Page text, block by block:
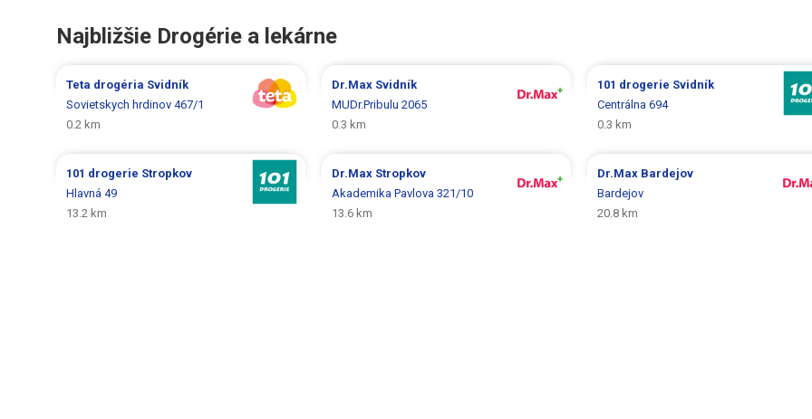
Najbližšie Drogérie a lekárne
Teta drogéria Svidník
Sovietskych hrdinov 467/1
0.2 km
Dr.Max Svidník
MUDr.Pribulu 2065
0.3 km
101 drogerie Svidník
Centrálna 694
0.3 km
101 drogerie Stropkov
Hlavná 49
13.2 km
Dr.Max Stropkov
Akademika Pavlova 321/10
13.6 km
Dr.Max Bardejov
Bardejov
20.8 km